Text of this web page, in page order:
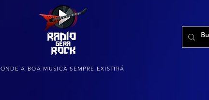
ONDE A BOA MÚSICA SEMPRE EXISTIRÁ